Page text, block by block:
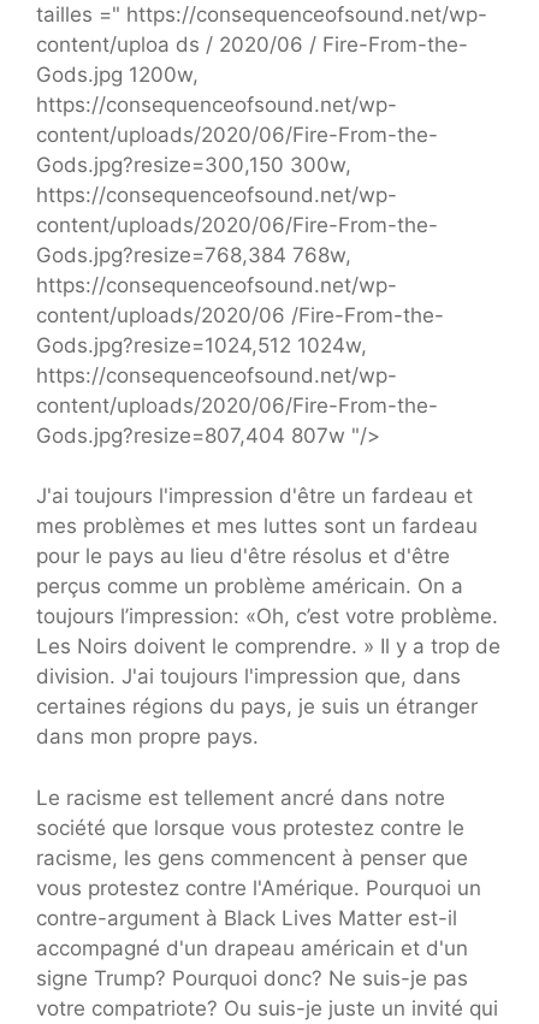
tailles =" https://consequenceofsound.net/wp-
content/uploa ds / 2020/06 / Fire-From-the-
Gods.jpg 1200w,
https://consequenceofsound.net/wp-
content/uploads/2020/06/Fire-From-the-
Gods.jpg?resize=300,150 300w,
https://consequenceofsound.net/wp-
content/uploads/2020/06/Fire-From-the-
Gods.jpg?resize=768,384 768w,
https://consequenceofsound.net/wp-
content/uploads/2020/06 /Fire-From-the-
Gods.jpg?resize=1024,512 1024w,
https://consequenceofsound.net/wp-
content/uploads/2020/06/Fire-From-the-
Gods.jpg?resize=807,404 807w "/>
J'ai toujours l'impression d'être un fardeau et
mes problèmes et mes luttes sont un fardeau
pour le pays au lieu d'être résolus et d'être
perçus comme un problème américain. On a
toujours l’impression: «Oh, c’est votre problème.
Les Noirs doivent le comprendre. » Il y a trop de
division. J'ai toujours l'impression que, dans
certaines régions du pays, je suis un étranger
dans mon propre pays.
Le racisme est tellement ancré dans notre
société que lorsque vous protestez contre le
racisme, les gens commencent à penser que
vous protestez contre l'Amérique. Pourquoi un
contre-argument à Black Lives Matter est-il
accompagné d'un drapeau américain et d'un
signe Trump? Pourquoi donc? Ne suis-je pas
votre compatriote? Ou suis-je juste un invité qui